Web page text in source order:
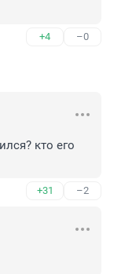
+4 –0
кто его
+31 –2